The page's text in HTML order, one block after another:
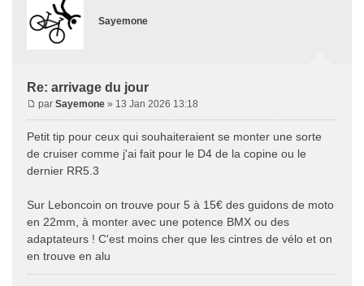
Sayemone
Re: arrivage du jour
par Sayemone » 13 Jan 2026 13:18
Petit tip pour ceux qui souhaiteraient se monter une sorte
de cruiser comme j'ai fait pour le D4 de la copine ou le
dernier RR5.3
Sur Leboncoin on trouve pour 5 à 15€ des guidons de moto
en 22mm, à monter avec une potence BMX ou des
adaptateurs ! C'est moins cher que les cintres de vélo et on
en trouve en alu